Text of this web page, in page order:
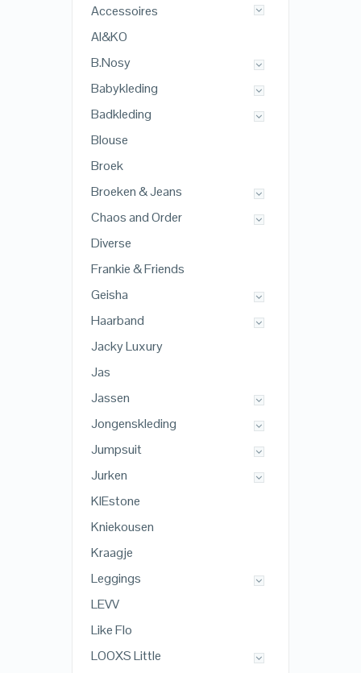
Accessoires
AI&KO
B.Nosy
Babykleding
Badkleding
Blouse
Broek
Broeken & Jeans
Chaos and Order
Diverse
Frankie & Friends
Geisha
Haarband
Jacky Luxury
Jas
Jassen
Jongenskleding
Jumpsuit
Jurken
KIEstone
Kniekousen
Kraagje
Leggings
LEVV
Like Flo
LOOXS Little